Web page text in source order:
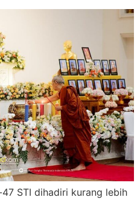
STI dihadiri kurang lebih